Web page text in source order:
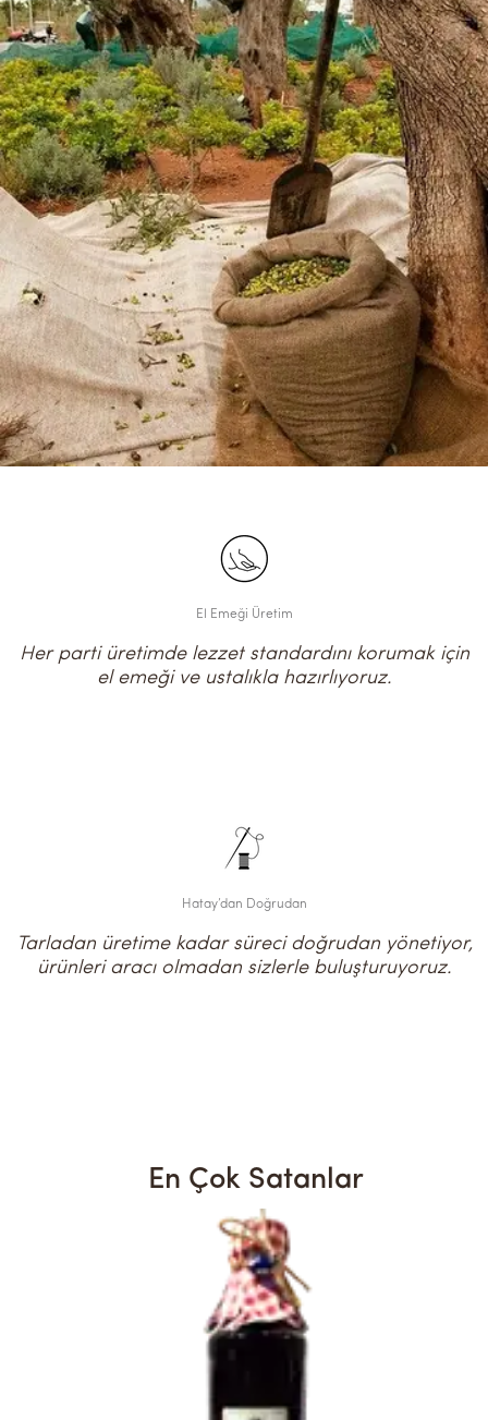
El Emeği Üretim
Her parti üretimde lezzet standardını korumak için
el emeği ve ustalıkla hazırlıyoruz.
Hatay’dan Doğrudan
Tarladan üretime kadar süreci doğrudan yönetiyor,
ürünleri aracı olmadan sizlerle buluşturuyoruz.
En Çok Satanlar